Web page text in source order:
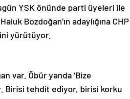
YSK önünde parti üyeleri ile
Bozdoğan’ın adaylığına CHP
yürütüyor.
var. Öbür yanda ‘Bize
Birisi tehdit ediyor, birisi korku